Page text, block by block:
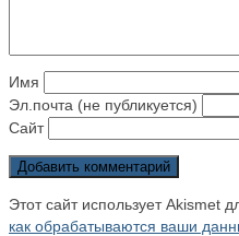
Имя
Эл.почта (не публикуется)
Сайт
Этот сайт использует Akismet
как обрабатываются ваши